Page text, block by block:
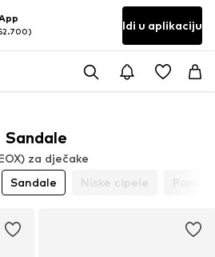
Idi u aplikaciju
Sandale
za dječake
Sandale Niske cipele Papuče